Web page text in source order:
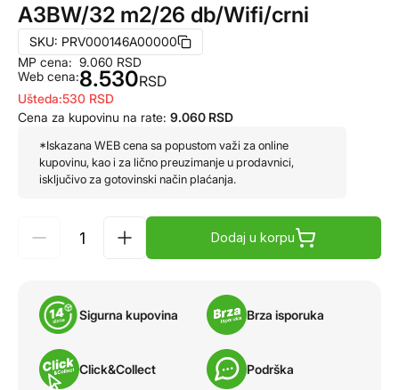
A3BW/32 m2/26 db/Wifi/crni
SKU: PRV000146A00000
MP cena:
Web cena:
9.060 RSD
8.530RSD
Ušteda:530 RSD
Cena za kupovinu na rate: 9.060 RSD
*Iskazana WEB cena sa popustom važi za online
kupovinu, kao i za lično preuzimanje u prodavnici,
isključivo za gotovinski način plaćanja.
Dodaj u korpu
Sigurna kupovina Brza isporuka
Click&Collect Podrška